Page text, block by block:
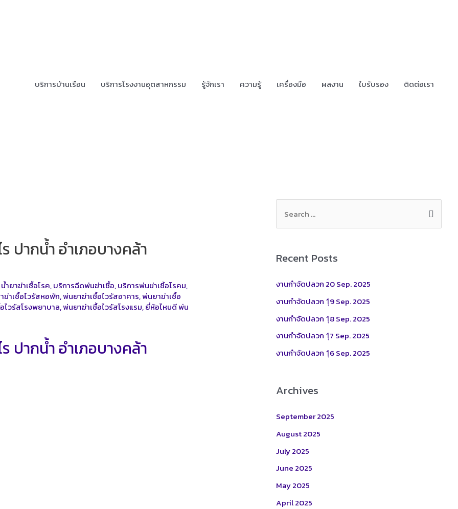
บริการบ้านเรือน บริการโรงงานอุตสาหกรรม รู้จักเรา ความรู้ เครื่องมือ ผลงาน ใบรับรอง ติดต่อเรา
ปากน้ำ อำเภอบางคล้า
น้ำยาฆ่าเชื้อโรค,บริการฉีดพ่นฆ่าเชื้อ,บริการพ่นฆ่าเชิ้อโรคม,
ฆ่าเชื้อไวรัสหอพัก,พ่นยาฆ่าเชื้อไวรัสอาคาร,พ่นยาฆ่าเชื้อ
ไวรัสโรงพยาบาล,พ่นยาฆ่าเชื้อไวรัสโรงแรม,ยี่ห้อไหนดี พ่น
ปากน้ำ อำเภอบางคล้า
r
h
f
Recent Posts
งานกำจัดปลวก 20 Sep. 2025
งานกำจัดปลวก 1ุ9 Sep. 2025
งานกำจัดปลวก 1ุ8 Sep. 2025
งานกำจัดปลวก 1ุ7 Sep. 2025
งานกำจัดปลวก 1ุ6 Sep. 2025
Archives
September 2025
August 2025
July 2025
June 2025
May 2025
April 2025